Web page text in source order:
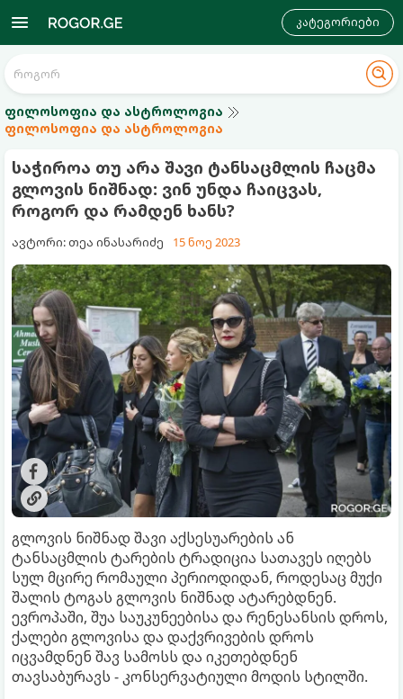
კატეგორიები
ფილოსოფია და ასტროლოგია
ფილოსოფია და ასტროლოგია
საჭიროა თუ არა შავი ტანსაცმლის ჩაცმა
გლოვის ნიშნად: ვინ უნდა ჩაიცვას,
როგორ და რამდენ ხანს?
ავტორი: თეა ინასარიძე 15 ნოე 2023
გლოვის ნიშნად შავი აქსესუარების ან
ტანსაცმლის ტარების ტრადიცია სათავეს იღებს
სულ მცირე რომაული პერიოდიდან, როდესაც მუქი
შალის ტოგას გლოვის ნიშნად ატარებდნენ.
ევროპაში, შუა საუკუნეებისა და რენესანსის დროს,
ქალები გლოვისა და დაქვრივების დროს
იცვამდნენ შავ სამოსს და იკეთებდნენ
თავსაბურავს - კონსერვატიული მოდის სტილში.